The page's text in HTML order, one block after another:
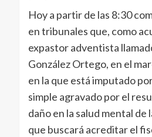
Hoy a partir de las 8:30
en tribunales que, como
expastor adventista
González Ortego, en el
en la que está imputado
simple agravado por el
daño en la salud mental de
que buscará acreditar el